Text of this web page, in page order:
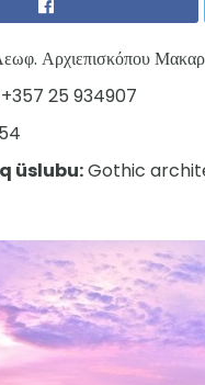
Αρχιεπισκόπου
+357 25 934907
üslubu:Gothic